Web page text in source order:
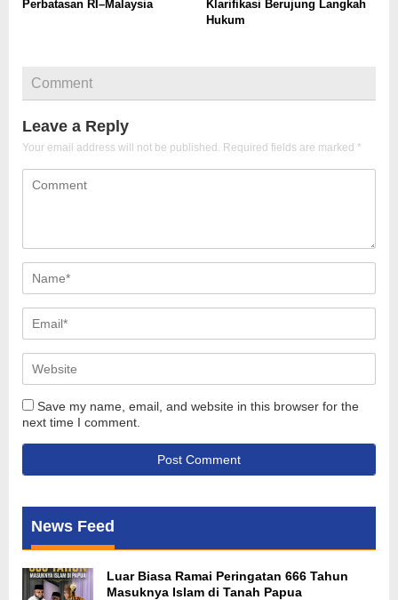
Perbatasan RI–Malaysia
Klarifikasi Berujung Langkah
Hukum
Comment
Leave a Reply
Your email address will not be published. Required fields are marked *
Save my name, email, and website in this browser for the
next time I comment.
News Feed
Luar Biasa Ramai Peringatan 666 Tahun
Masuknya Islam di Tanah Papua